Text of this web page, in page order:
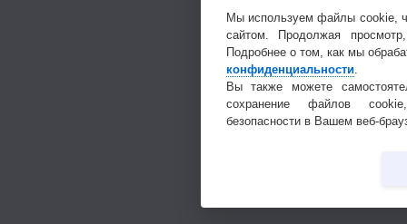
Мы используем файлы cookie,
сайтом. Продолжая
Подробнее о том, как мы
конфиденциальности.
Вы также можете
сохранение файлов
безопасности в Вашем веб-